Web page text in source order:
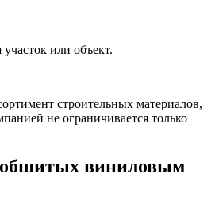
или объект.
строительных материалов,
не ограничивается только
виниловым